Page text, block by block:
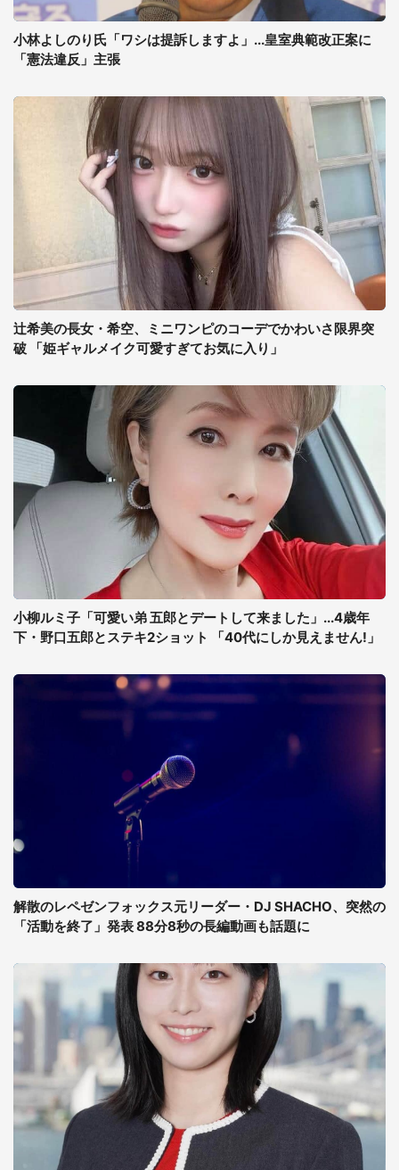
小林よしのり氏「ワシは提訴しますよ」...皇室典範改正案に
「憲法違反」主張
辻希美の長女・希空、ミニワンピのコーデでかわいさ限界突
破 「姫ギャルメイク可愛すぎてお気に入り」
小柳ルミ子「可愛い弟 五郎とデートして来ました」...4歳年
下・野口五郎とステキ2ショット 「40代にしか見えません!」
解散のレペゼンフォックス元リーダー・DJ SHACHO、突然の
「活動を終了」発表 88分8秒の長編動画も話題に